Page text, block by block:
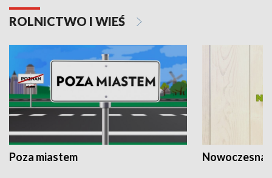
ROLNICTWO I WIEŚ
Poza miastem Nowoczesna